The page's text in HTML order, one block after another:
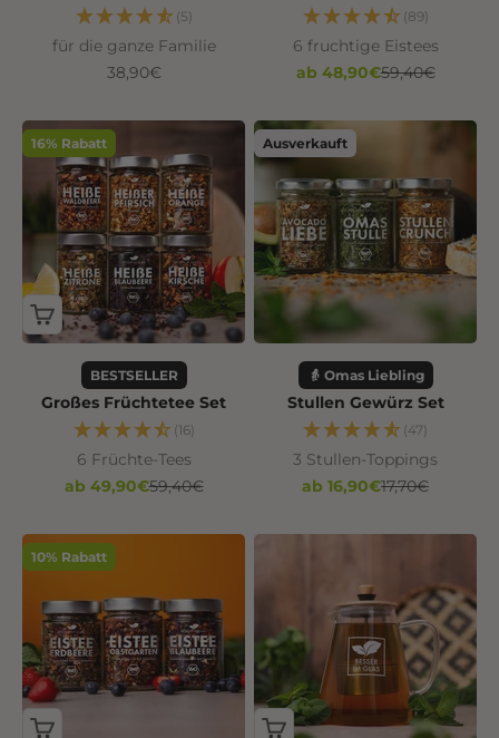
(5)
für die ganze Familie
Angebot
38,90€
(89)
6 fruchtige Eistees
Angebot
ab 48,90€Regulärer Preis
59,40€
16% Rabatt
BESTSELLER
Großes Früchtetee Set
(16)
6 Früchte-Tees
Angebot
ab 49,90€Regulärer Preis
59,40€
Ausverkauft
👵 Omas Liebling
Stullen Gewürz Set
(47)
3 Stullen-Toppings
Angebot
ab 16,90€Regulärer Preis
17,70€
10% Rabatt